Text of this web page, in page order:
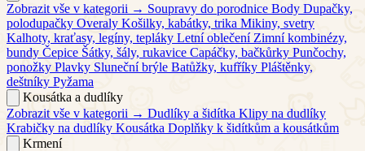
Zobrazit vše v kategorii → Soupravy do porodnice Body Dupačky,
polodupačky Overaly Košilky, kabátky, trika Mikiny, svetry
Kalhoty, kraťasy, legíny, tepláky Letní oblečení Zimní kombinézy,
bundy Čepice Šátky, šály, rukavice Capáčky, bačkůrky Punčochy,
ponožky Plavky Sluneční brýle Batůžky, kufříky Pláštěnky,
deštníky Pyžama
Kousátka a dudlíky
Zobrazit vše v kategorii → Dudlíky a šidítka Klipy na dudlíky
Krabičky na dudlíky Kousátka Doplňky k šidítkům a kousátkům
Krmení